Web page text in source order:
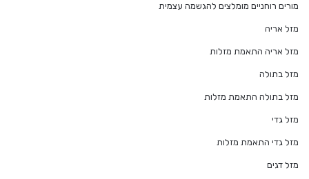
מורים רוחניים מומלצים להגשמה עצמית
מזל אריה
מזל אריה התאמת מזלות
מזל בתולה
מזל בתולה התאמת מזלות
מזל גדי
מזל גדי התאמת מזלות
מזל דגים